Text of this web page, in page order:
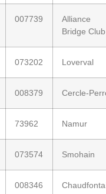
007739
Alliance
Bridge Club
073202 Loverval
008379 Cercle-
73962 Namur
073574 Smohain
008346